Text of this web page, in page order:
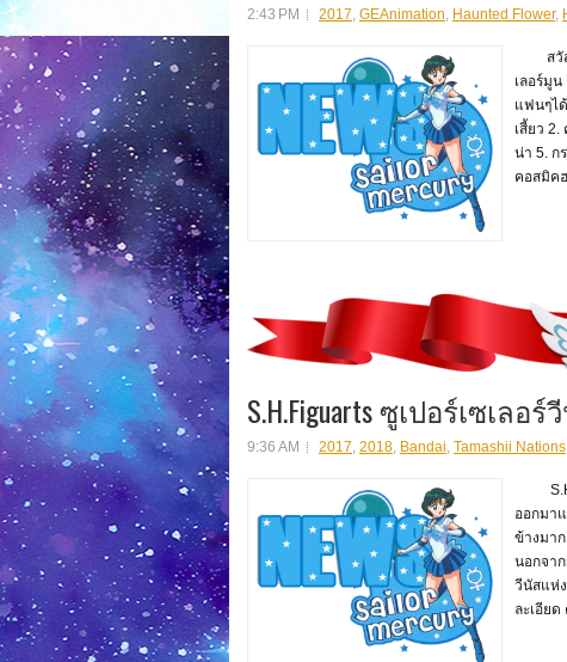
2:43 PM 2017, GEAnimation, Haunted Flower,
สวัสดี
เลอร์มู
แฟนๆไ
เสี้ยว
น่า 5. ก
คอสมิค
S.H.Figuarts ซูเปอร์เซเลอร์
9:36 AM 2017, 2018, Bandai, Tamashii Nations
ออกมา
ข้างมา
นอกจา
วีนัสแห่
ละเอียด